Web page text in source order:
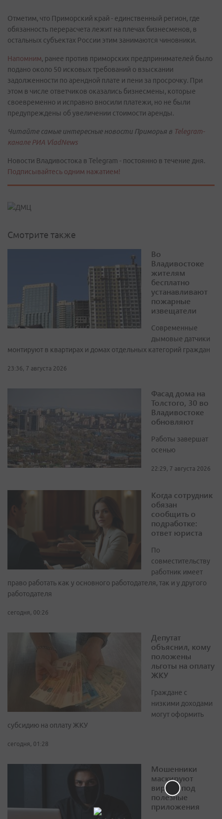
Отметим, что Приморский край - единственный регион, где
обязанность перерасчета лежит на плечах бизнесменов, в
остальных субъектах России этим занимаются чиновники.
Напомним, ранее против приморских предпринимателей было
подано около 50 исковых требований о взыскании
задолженности по арендной плате и пени за просрочку. При
этом в числе ответчиков оказались бизнесмены, которые
своевременно и исправно вносили платежи, но не были
предупреждены об увеличении стоимости аренды.
Читайте самые интересные новости Приморья в Telegram-
канале РИА VladNews
Новости Владивостока в Telegram - постоянно в течение дня.
Подписывайтесь одним нажатием!
Смотрите также
Во
Владивостоке
жителям
бесплатно
устанавливают
пожарные
извещатели
Современные
дымовые датчики
монтируют в квартирах и домах отдельных категорий граждан
23:36, 7 августа 2026
Фасад дома на
Толстого, 30 во
Владивостоке
обновляют
Работы завершат
осенью
22:29, 7 августа 2026
Когда сотрудник
обязан
сообщить о
подработке:
ответ юриста
По
совместительству
работник имеет
право работать как у основного работодателя, так и у другого
работодателя
сегодня, 00:26
Депутат
объяснил, кому
положены
льготы на оплату
ЖКУ
Граждане с
низкими доходами
могут оформить
субсидию на оплату ЖКУ
сегодня, 01:28
Мошенники
маскируют
вирусы под
полезные
приложения